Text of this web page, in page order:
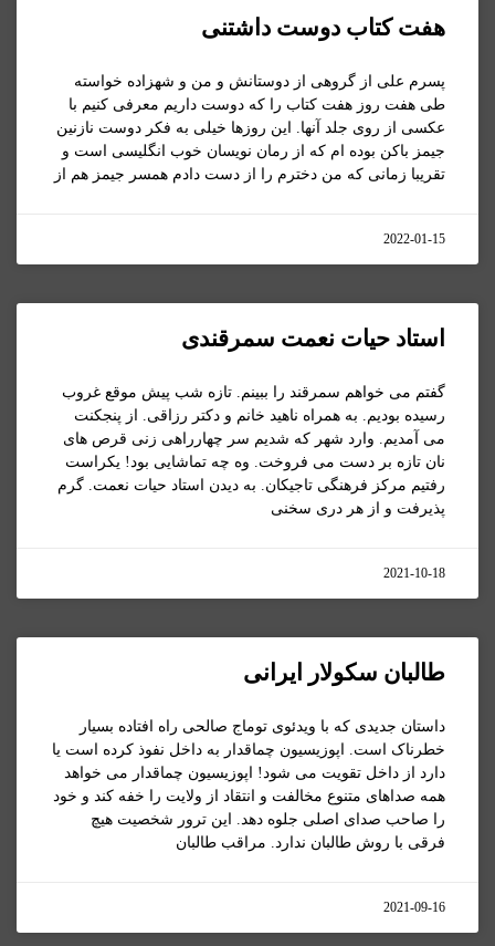
هفت کتاب دوست داشتنی
پسرم علی از گروهی از دوستانش و من و شهزاده خواسته
طی هفت روز هفت کتاب را که دوست داریم معرفی کنیم با
عکسی از روی جلد آنها. این روزها خیلی به فکر دوست نازنین
جیمز باکن بوده ام که از رمان نویسان خوب انگلیسی است و
تقریبا زمانی که من دخترم را از دست دادم همسر جیمز هم از
2022-01-15
استاد حیات نعمت سمرقندی
گفتم می خواهم سمرقند را ببینم. تازه شب پیش موقع غروب
رسیده بودیم. به همراه ناهید خانم و دکتر رزاقی. از پنجکنت
می آمدیم. وارد شهر که شدیم سر چهارراهی زنی قرص های
نان تازه بر دست می فروخت. وه چه تماشایی بود! یکراست
رفتیم مرکز فرهنگی تاجیکان. به دیدن استاد حیات نعمت. گرم
پذیرفت و از هر دری سخنی
2021-10-18
طالبان سکولار ایرانی
داستان جدیدی که با ویدئوی توماج صالحی راه افتاده بسیار
خطرناک است. اپوزیسیون چماقدار به داخل نفوذ کرده است یا
دارد از داخل تقویت می شود! اپوزیسیون چماقدار می خواهد
همه صداهای متنوع مخالفت و انتقاد از ولایت را خفه کند و خود
را صاحب صدای اصلی جلوه دهد. این ترور شخصیت هیچ
فرقی با روش طالبان ندارد. مراقب طالبان
2021-09-16